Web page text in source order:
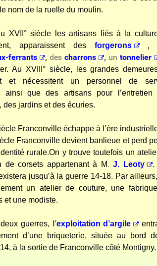
nom de la ruelle du moulin.
XVII° siècle les artisans liés à la
apparaissent des forgerons ,
ferrants
, des charrons , un tonnelier
Au XVIII° siècle, les grandes
et nécessitent un
personnel
de
ainsi que des artisans pour l’entretien
des jardins et des écuries.
Franconville échappe à l’ère
Franconville devient banlieue et perd
rurale.On y trouve toutefois un
de corsets appartenant à M.J. Leoty .
stera jusqu’à la guerre 14-18. Par
un atelier de couture, une
et une modiste.
guerres, l’exploitation d’argile
d’une briqueterie, située au bord
à la sortie de Franconville côté Montigny.